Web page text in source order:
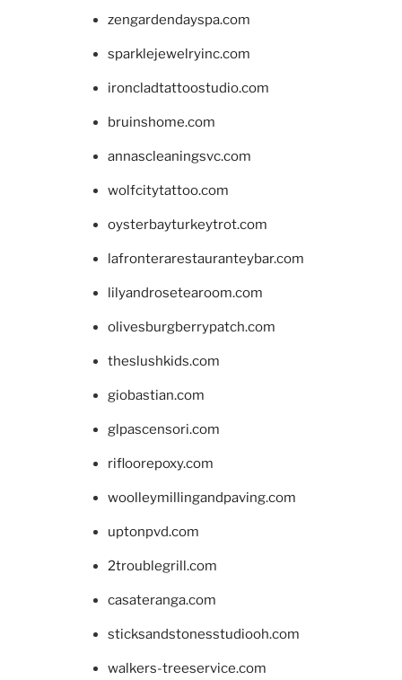
zengardendayspa.com
sparklejewelryinc.com
ironcladtattoostudio.com
bruinshome.com
annascleaningsvc.com
wolfcitytattoo.com
oysterbayturkeytrot.com
lafronterarestauranteybar.com
lilyandrosetearoom.com
olivesburgberrypatch.com
theslushkids.com
giobastian.com
glpascensori.com
rifloorepoxy.com
woolleymillingandpaving.com
uptonpvd.com
2troublegrill.com
casateranga.com
sticksandstonesstudiooh.com
walkers-treeservice.com